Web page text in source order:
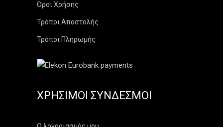
Όροι Χρήσης
Τρόποι Αποστολής
Τρόποι Πληρωμής
ΧΡΉΣΙΜΟΙ ΣΎΝΔΕΣΜΟΙ